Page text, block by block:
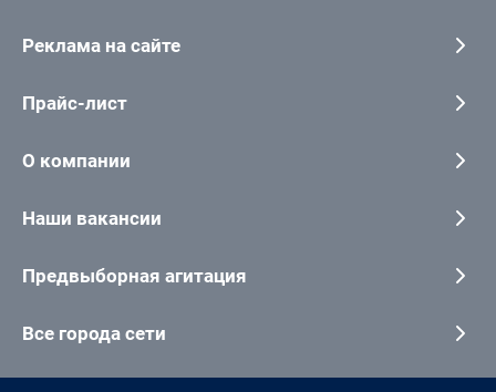
Реклама на сайте
Прайс-лист
О компании
Наши вакансии
Предвыборная агитация
Все города сети